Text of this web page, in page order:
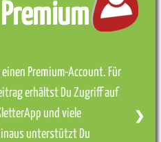
Premium-Account. Für
erhältst Du Zugriff auf
und viele
unterstützt Du
❯